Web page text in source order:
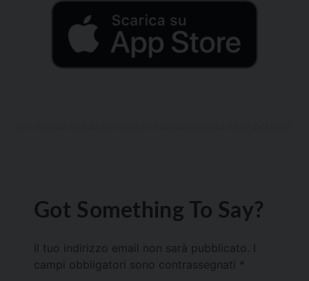
Got Something To Say?
Il tuo indirizzo email non sarà pubblicato.
campi obbligatori sono contrassegnati *